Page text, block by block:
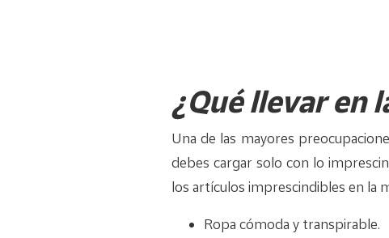
¿Qué llevar en
Una de las mayores
debes cargar solo con lo
los artículos imprescindibles en la
Ropa cómoda y transpirable.